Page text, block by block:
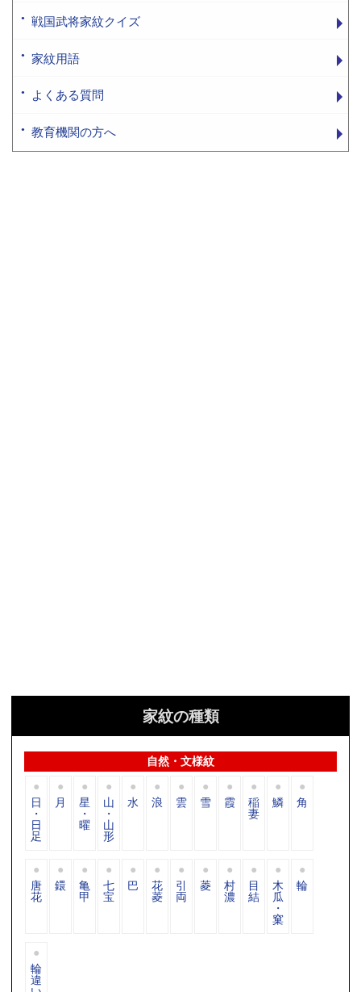
戦国武将家紋クイズ
家紋用語
よくある質問
教育機関の方へ
家紋の種類
自然・文様紋
日
・
日
足
月 星
・
曜
山
・
山
形
水 浪 雲 雪 霞 稲
妻
鱗 角
唐
花
鐶 亀
甲
七
宝
巴 花
菱
引
両
菱 村
濃
目
結
木
瓜
・
窠
輪
輪
違